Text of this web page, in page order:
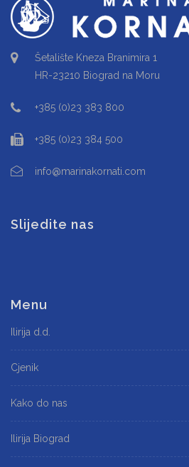
Šetalište Kneza Branimira 1
HR-23210 Biograd na Moru
+385 (0)23 383 800
+385 (0)23 384 500
info@marinakornati.com
Slijedite nas
Menu
Ilirija d.d.
Cjenik
Kako do nas
Ilirija Biograd